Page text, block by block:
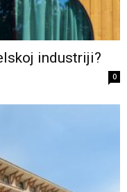
industriji?
0